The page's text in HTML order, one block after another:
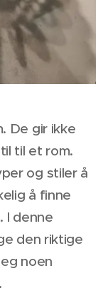
De gir ikke
til et rom.
og stiler å
å finne
I denne
den riktige
noen